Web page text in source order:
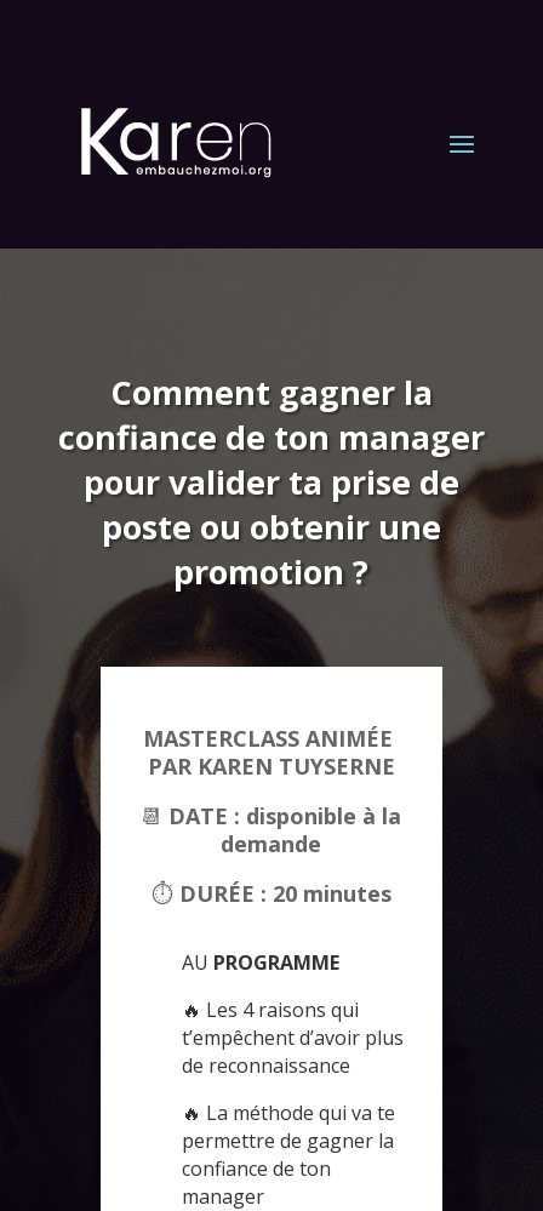
Comment gagner la
confiance de ton manager
pour valider ta prise de
poste ou obtenir une
promotion ?
MASTERCLASS ANIMÉE
PAR KAREN TUYSERNE
📆 DATE : disponible à la
demande
⏱ DURÉE : 20 minutes
AU PROGRAMME
🔥 Les 4 raisons qui
t’empêchent d’avoir plus
de reconnaissance
🔥 La méthode qui va te
permettre de gagner la
confiance de ton
manager